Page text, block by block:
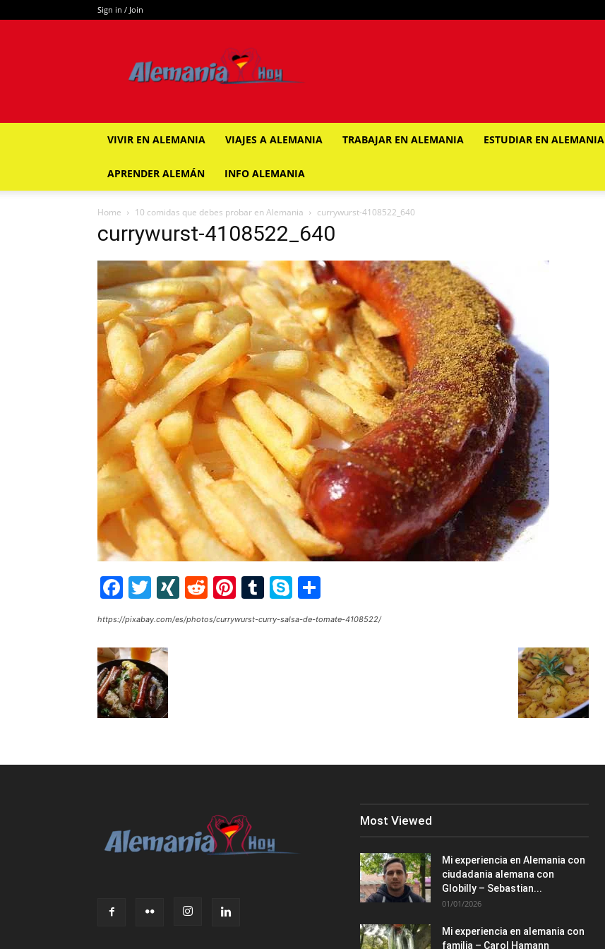
Sign in / Join
ALEMANIA
HOY
VIVIR EN ALEMANIA VIAJES A ALEMANIA TRABAJAR EN ALEMANIA ESTUDIAR EN ALEMANIA
APRENDER ALEMÁN INFO ALEMANIA
Home 10 comidas que debes probar en Alemania currywurst-4108522_640
currywurst-4108522_640
Facebook
Twitter
XINGReddit
Pinterest
Tumblr
Skype
https://pixabay.com/es/photos/currywurst-curry-salsa-de-tomate-4108522/
Most Viewed
Mi experiencia en Alemania con
ciudadania alemana con
Globilly – Sebastian...
01/01/2026
Mi experiencia en alemania con
familia – Carol Hamann